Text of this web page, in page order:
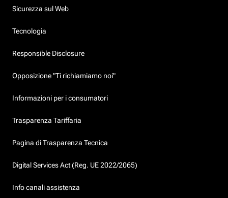
Sicurezza sul Web
Tecnologia
Responsible Disclosure
Opposizione "Ti richiamiamo noi"
Informazioni per i consumatori
Trasparenza Tariffaria
Pagina di Trasparenza Tecnica
Digital Services Act (Reg. UE 2022/2065)
Info canali assistenza